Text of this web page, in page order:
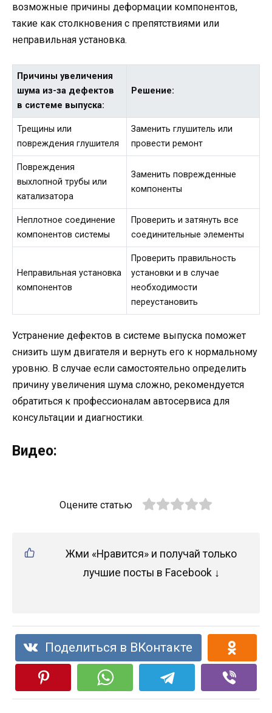
возможные причины деформации компонентов,
такие как столкновения с препятствиями или
неправильная установка.
Причины увеличения
шума из-за дефектов
в системе выпуска:
Решение:
Трещины или
повреждения глушителя
Заменить глушитель или
провести ремонт
Повреждения
выхлопной трубы или
катализатора
Заменить поврежденные
компоненты
Неплотное соединение
компонентов системы
Проверить и затянуть все
соединительные элементы
Неправильная установка
компонентов
Проверить правильность
установки и в случае
необходимости
переустановить
Устранение дефектов в системе выпуска поможет
снизить шум двигателя и вернуть его к нормальному
уровню. В случае если самостоятельно определить
причину увеличения шума сложно, рекомендуется
обратиться к профессионалам автосервиса для
консультации и диагностики.
Видео:
Оцените статью
Жми «Нравится» и получай только
лучшие посты в Facebook ↓
Поделиться в ВКонтакте